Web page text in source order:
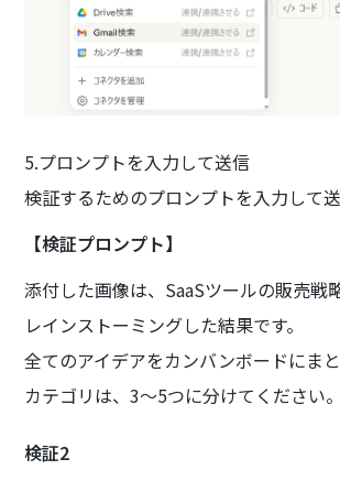
5.プロンプトを入力して送信
検証するためのプロンプトを入力して送
【検証プロンプト】
添付した画像は、SaaSツールの販売戦
レインストーミングした結果です。
全てのアイデアをカンバンボードにま
カテゴリは、3〜5つに分けてください。
検証2